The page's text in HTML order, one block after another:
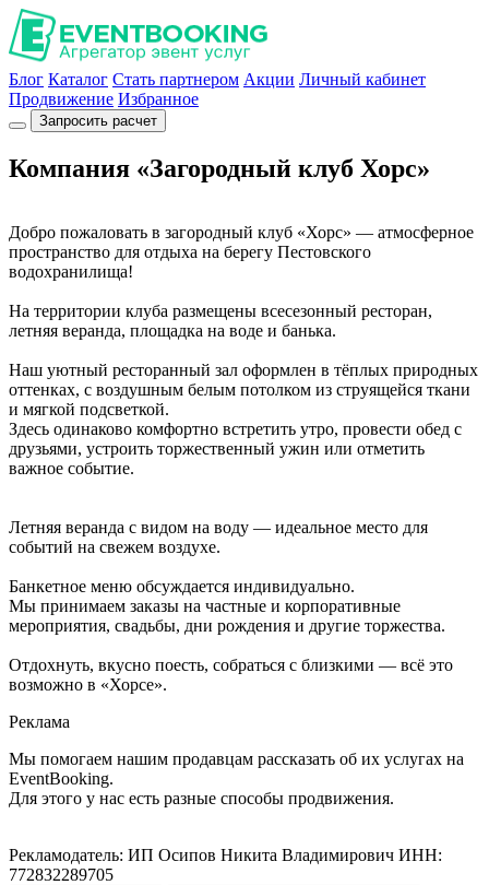
Блог Каталог Стать партнером Акции Личный кабинет
Продвижение Избранное
Запросить расчет
Компания «Загородный клуб Хорс»
Добро пожаловать в загородный клуб «Хорс» — атмосферное
пространство для отдыха на берегу Пестовского
водохранилища!
На территории клуба размещены всесезонный ресторан,
летняя веранда, площадка на воде и банька.
Наш уютный ресторанный зал оформлен в тёплых природных
оттенках, с воздушным белым потолком из струящейся ткани
и мягкой подсветкой.
Здесь одинаково комфортно встретить утро, провести обед с
друзьями, устроить торжественный ужин или отметить
важное событие.
Летняя веранда с видом на воду — идеальное место для
событий на свежем воздухе.
Банкетное меню обсуждается индивидуально.
Мы принимаем заказы на частные и корпоративные
мероприятия, свадьбы, дни рождения и другие торжества.
Отдохнуть, вкусно поесть, собраться с близкими — всё это
возможно в «Хорсе».
Реклама
Мы помогаем нашим продавцам рассказать об их услугах на
EventBooking.
Для этого у нас есть разные способы продвижения.
Рекламодатель: ИП Осипов Никита Владимирович ИНН:
772832289705